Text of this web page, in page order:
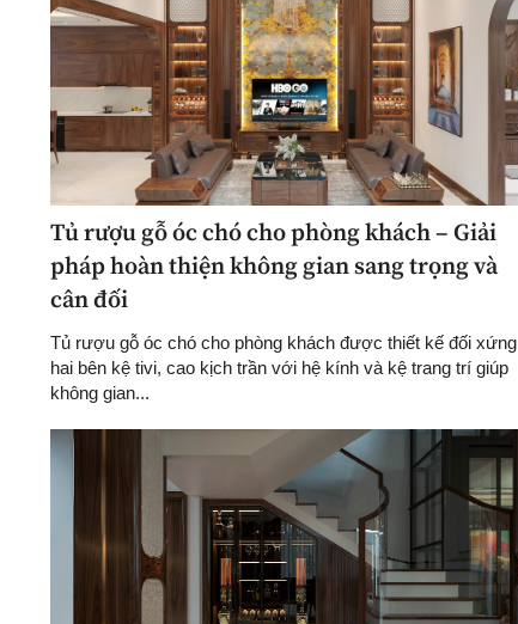
Tủ rượu gỗ óc chó cho phòng khách – Giải
pháp hoàn thiện không gian sang trọng và
cân đối
Tủ rượu gỗ óc chó cho phòng khách được thiết kế đối xứng
hai bên kệ tivi, cao kịch trần với hệ kính và kệ trang trí giúp
không gian...